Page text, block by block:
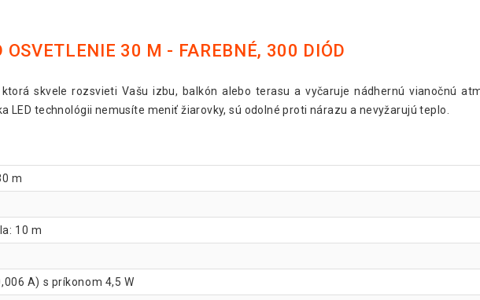
OSVETLENIE 30 M - FAREBNÉ, 300 DIÓD
skvele rozsvieti Vašu izbu, balkón alebo terasu a vyčaruje nádhernú vianočnú
LED technológii nemusíte meniť žiarovky, sú odolné proti nárazu a nevyžarujú teplo.
m
10 m
A) s príkonom 4,5 W